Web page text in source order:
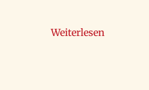
Weiterlesen